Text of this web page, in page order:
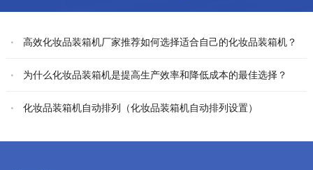
高效化妆品装箱机厂家推荐如何选择适合自己的化妆品装箱机？
为什么化妆品装箱机是提高生产效率和降低成本的最佳选择？
化妆品装箱机自动排列（化妆品装箱机自动排列设置）